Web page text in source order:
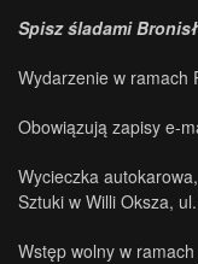
Spisz śladami
Wydarzenie w ramach
Obowiązują zapisy e-
Wycieczka
Sztuki w Willi Oksza,
Wstęp wolny w